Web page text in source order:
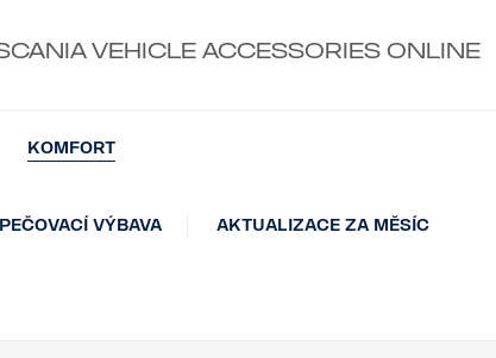
VEHICLE ACCESSORIES ONLINE
KOMFORT
VÝBAVA AKTUALIZACE ZA MĚSÍC